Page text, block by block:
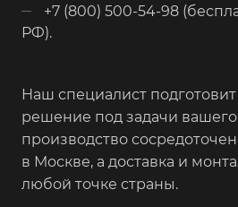
+7 (800) 500-54-98
РФ).
Наш специалист
решение под задачи вашего
производство
в Москве, а доставка и
любой точке страны.